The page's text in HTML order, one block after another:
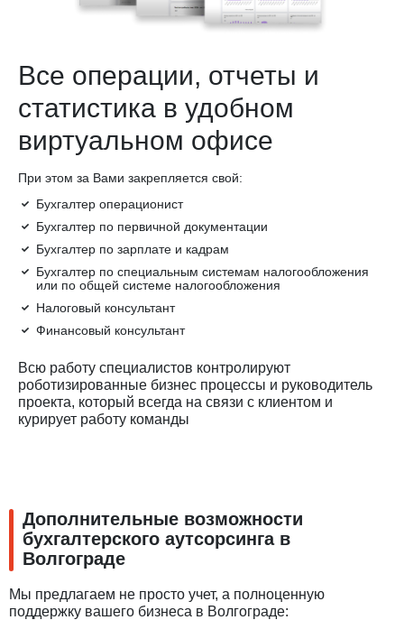
Все операции, отчеты и
статистика в удобном
виртуальном офисе
При этом за Вами закрепляется свой:
Бухгалтер операционист
Бухгалтер по первичной документации
Бухгалтер по зарплате и кадрам
Бухгалтер по специальным системам налогообложения
или по общей системе налогообложения
Налоговый консультант
Финансовый консультант
Всю работу специалистов контролируют
роботизированные бизнес процессы и руководитель
проекта, который всегда на связи с клиентом и
курирует работу команды
Дополнительные возможности
бухгалтерского аутсорсинга в
Волгограде
Мы предлагаем не просто учет, а полноценную
поддержку вашего бизнеса в Волгограде: